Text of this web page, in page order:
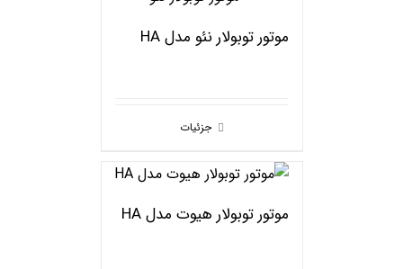
موتور توبولار نئو مدل HA
جزئیات
موتور توبولار هیوت مدل HA